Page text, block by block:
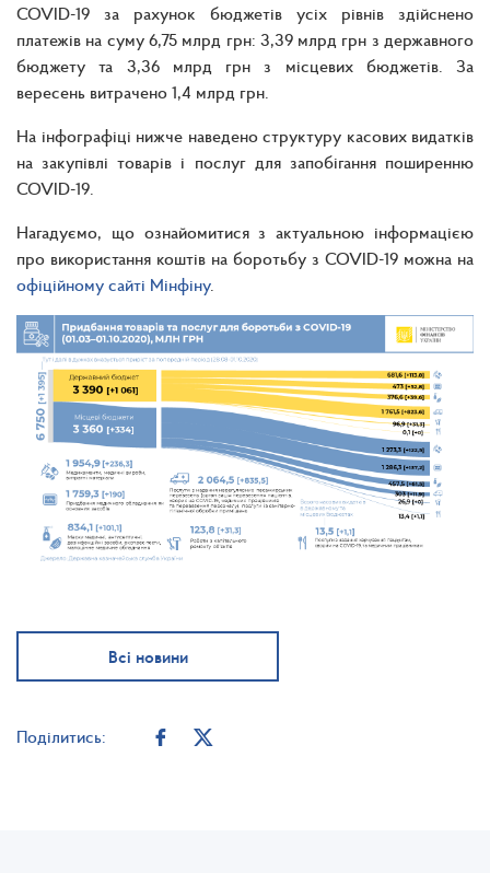
COVID-19 за рахунок бюджетів усіх рівнів здійснено
платежів на суму 6,75 млрд грн: 3,39 млрд грн з державного
бюджету та 3,36 млрд грн з місцевих бюджетів. За
вересень витрачено 1,4 млрд грн.
На інфографіці нижче наведено структуру касових видатків
на закупівлі товарів і послуг для запобігання поширенню
COVID-19.
Нагадуємо, що ознайомитися з актуальною інформацією
про використання коштів на боротьбу з COVID-19 можна на
офіційному сайті Мінфіну.
Всі новини
Поділитись: